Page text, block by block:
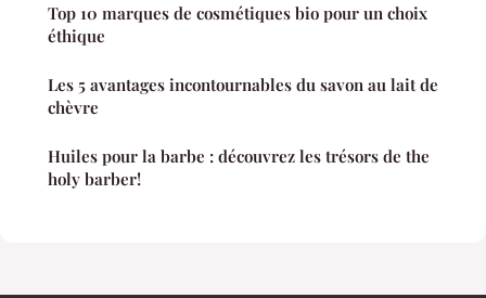
Top 10 marques de cosmétiques bio pour un choix
éthique
Les 5 avantages incontournables du savon au lait de
chèvre
Huiles pour la barbe : découvrez les trésors de the
holy barber!